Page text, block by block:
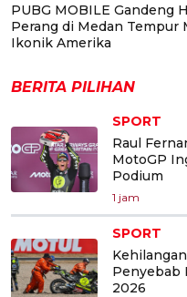
PUBG MOBILE Gandeng
Perang di Medan Tempur
Ikonik Amerika
BERITA PILIHAN
SPORT
Raul
MotoGP
Podium
1 jam
SPORT
Penyebab
2026